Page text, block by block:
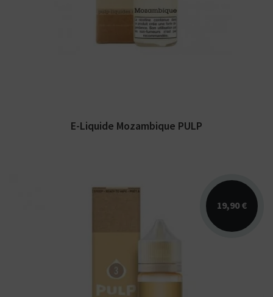
nicotiné. Fabriqué en France.
E-Liquide Mozambique PULP
19,90 €